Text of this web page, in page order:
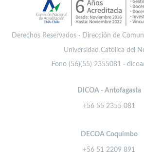
Derechos Reservados · Dirección de
Universidad Católica del
Fono (56)(55) 2355081 ·
DICOA - Antofagasta
+56 55 2355 081
DECOA Coquimbo
+56 51 2209 891